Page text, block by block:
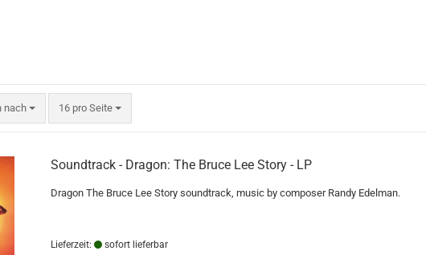
nach
nach 16 pro Seite
pro Seite
Soundtrack - Dragon: The Bruce Lee Story - LP
Dragon The Bruce Lee Story soundtrack, music by composer Randy Edelman.
Lieferzeit: sofort lieferbar